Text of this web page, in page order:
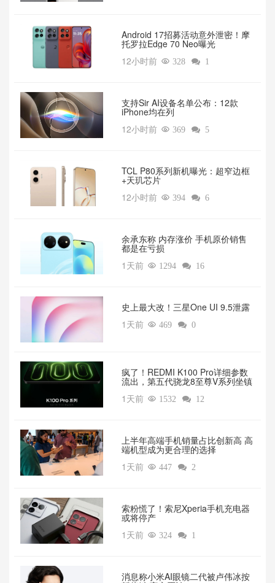
Android 17招募活动意外泄密！摩
托罗拉Edge 70 Neo曝光
12小时前  328  1
支持Sir AI设备名单公布：12款
iPhone均在列
12小时前  369  5
TCL P80系列新机曝光：超窄边框
+天玑芯片
12小时前  394  6
余承东称 内存涨价 手机原价销售
都是在亏损
1天前  1294  16
‌史上最大改！三星One UI 9.5泄露
1天前  469  0
疯了！REDMI K100 Pro详细参数
流出，第五代骁龙8至尊V系列坐镇‌
1天前  1532  12
上半年高端手机销量占比创新高 高
端机型成为更合理的选择
1天前  447  2
索粉慌了！索尼Xperia手机充电器
或将停产
1天前  324  1
消息称小米AI眼镜二代被卢伟冰按